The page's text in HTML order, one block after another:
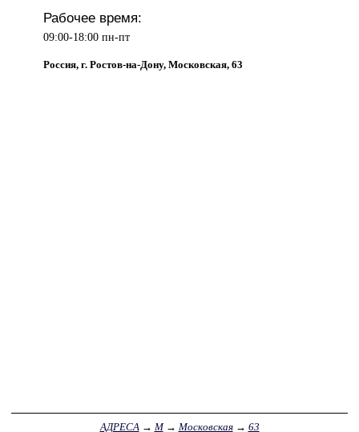
Рабочее время:
09:00-18:00 пн-пт
Россия, г. Ростов-на-Дону, Московская, 63
АДРЕСА → М→ Московская→ 63